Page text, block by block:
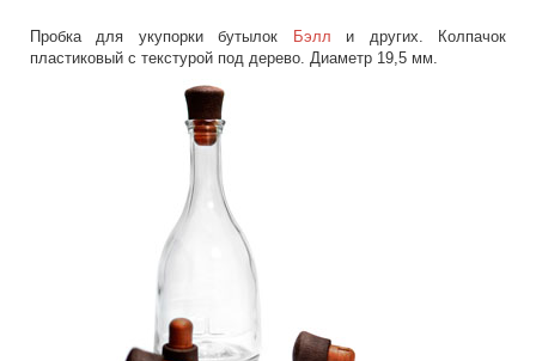
Пробка для укупорки бутылок Бэлл и других. Колпачок
пластиковый с текстурой под дерево. Диаметр 19,5 мм.